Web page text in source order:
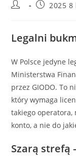
Post
Post2025
Legalni
W Polsce jedyne
Ministerstwa
przez GIODO. To
który wymaga
takiego operatora,
konto, a nie do
Szarą strefą